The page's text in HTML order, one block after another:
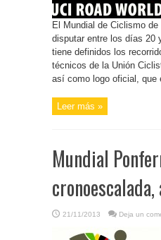
El Mundial de Ciclismo
disputar entre los días 20
tiene definidos los
técnicos de la Unión
así como logo oficial, que
Leer más »
Mundial
21/11/2013 Deja un